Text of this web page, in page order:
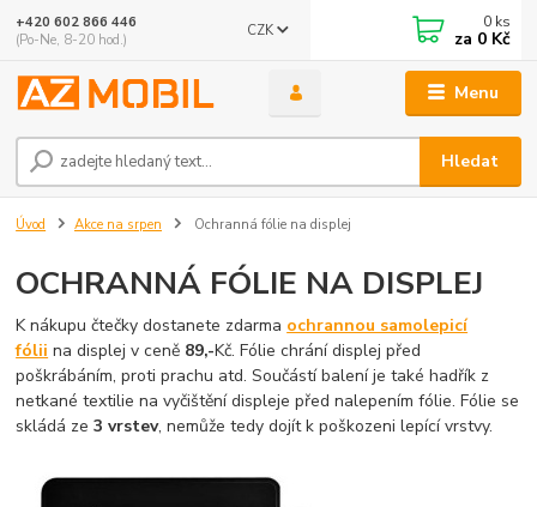
Menu
CZK
Hledat
+420 602 866 446
(Po-Ne, 8-20 hod.)
0 ks
za 0 Kč
Úvod Akce na srpen Ochranná fólie na displej
OCHRANNÁ FÓLIE NA DISPLEJ
K nákupu čtečky dostanete zdarma ochrannou samolepicí
fólii na displej v ceně 89,-Kč. Fólie chrání displej před
poškrábáním, proti prachu atd. Součástí balení je také hadřík z
netkané textilie na vyčištění displeje před nalepením fólie. Fólie se
skládá ze3 vrstev, nemůže tedy dojít k poškozeni lepící vrstvy.